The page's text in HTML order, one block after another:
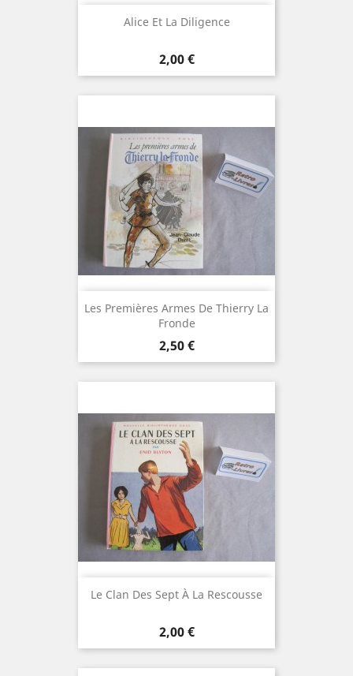
Alice Et La Diligence
Prix
2,00 €
Les Premières Armes De Thierry La
Fronde
Prix
2,50 €
Le Clan Des Sept À La Rescousse
Prix
2,00 €